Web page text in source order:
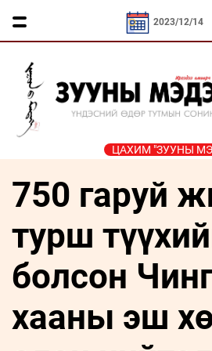
/ 532.66₮ KRW / 2.53₮2023/12/14
ЦАХИМ "ЗУУНЫ
ҮЗЭЛ
БОДЛЫН
ТАЛБАР
ЯРИЛЦАХ
ЦАГ
Сайд
ярьж
байна
Зууны
Дугаарын
ДӨРВӨН
ХӨЛТЭЙ
ХЭВШМЭЛ
ӨӨРЧИЛЬЕ
МОНГОЛ
750 гаруй
турш
болсон
хааны эш